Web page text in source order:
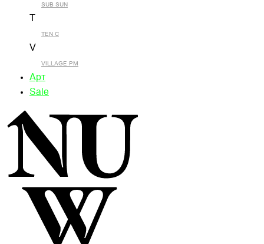
SUB SUN
TEN C
V
VILLAGE PM
Арт
Sale